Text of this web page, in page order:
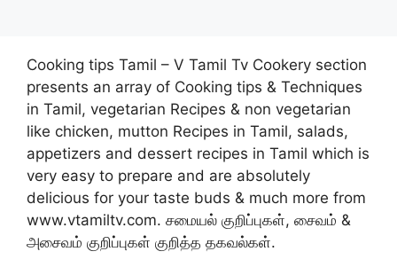
Cooking tips Tamil – V Tamil Tv Cookery section
presents an array of Cooking tips & Techniques
in Tamil, vegetarian Recipes & non vegetarian
like chicken, mutton Recipes in Tamil, salads,
appetizers and dessert recipes in Tamil which is
very easy to prepare and are absolutely
delicious for your taste buds & much more from
www.vtamiltv.com. சமையல் குறிப்புகள், சைவம் &
அசைவம் குறிப்புகள் குறித்த தகவல்கள்.